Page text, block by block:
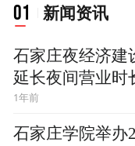
01 新闻资讯
石家庄夜经济建
延长夜间营业时
1年前
石家庄学院举办